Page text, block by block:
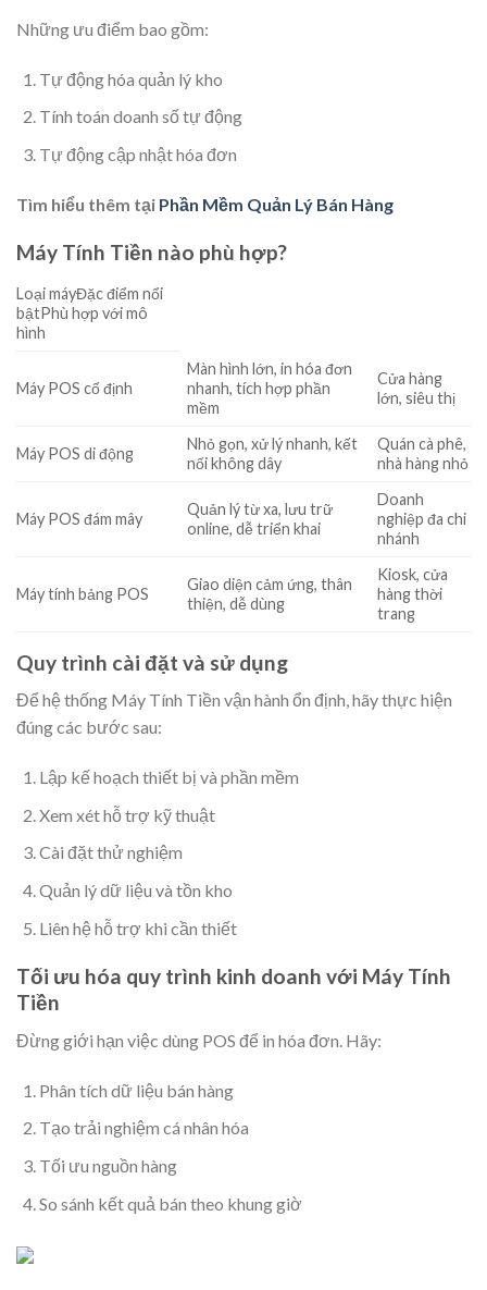
Những ưu điểm bao gồm:
Tự động hóa quản lý kho
Tính toán doanh số tự động
Tự động cập nhật hóa đơn
Tìm hiểu thêm tại Phần Mềm Quản Lý Bán Hàng
Máy Tính Tiền nào phù hợp?
Loại máyĐặc điểm nổi
bậtPhù hợp với mô
hình
Máy POS cố định
Màn hình lớn, in hóa đơn
nhanh, tích hợp phần
mềm
Cửa hàng
lớn, siêu thị
Máy POS di động
Nhỏ gọn, xử lý nhanh, kết
nối không dây
Quán cà phê,
nhà hàng nhỏ
Máy POS đám mây
Quản lý từ xa, lưu trữ
online, dễ triển khai
Doanh
nghiệp đa chi
nhánh
Máy tính bảng POS
Giao diện cảm ứng, thân
thiện, dễ dùng
Kiosk, cửa
hàng thời
trang
Quy trình cài đặt và sử dụng
Để hệ thống Máy Tính Tiền vận hành ổn định, hãy thực hiện
đúng các bước sau:
Lập kế hoạch thiết bị và phần mềm
Xem xét hỗ trợ kỹ thuật
Cài đặt thử nghiệm
Quản lý dữ liệu và tồn kho
Liên hệ hỗ trợ khi cần thiết
Tối ưu hóa quy trình kinh doanh với Máy Tính
Tiền
Đừng giới hạn việc dùng POS để in hóa đơn. Hãy:
Phân tích dữ liệu bán hàng
Tạo trải nghiệm cá nhân hóa
Tối ưu nguồn hàng
So sánh kết quả bán theo khung giờ